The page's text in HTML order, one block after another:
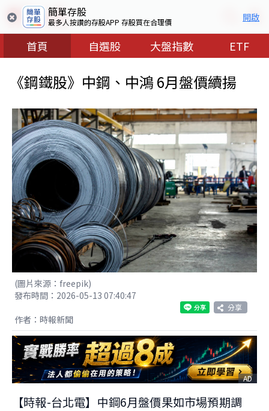
簡單存股
最多人按讚的存股APP 存股買在合理價 開啟
首頁 自選股 大盤指數 ETF
《鋼鐵股》中鋼、中鴻 6月盤價續揚
(圖片來源：freepik)
發布時間：2026-05-13 07:40:47
分享
作者：時報新聞
AD
【時報-台北電】中鋼6月盤價果如市場預期調